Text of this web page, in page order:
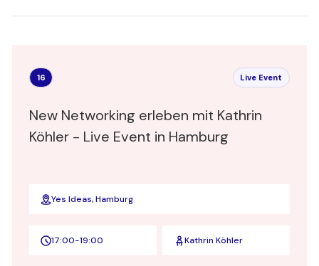
16 Live Event
New Networking erleben mit Kathrin
Köhler - Live Event in Hamburg
Yes Ideas, Hamburg
17:00-19:00 Kathrin Köhler